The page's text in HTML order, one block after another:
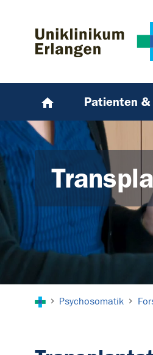
Patienten &
Psychosomatik